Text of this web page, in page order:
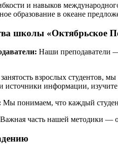
и навыков
образование в океане
школы «Октябрьское
Наши преподаватели
взрослых студентов,
источники информации,
Мы понимаем, что каждый
Важная часть нашей методики —